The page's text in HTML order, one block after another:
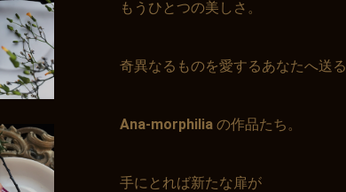
もうひとつの美しさ。
奇異なるものを愛するあなたへ送る
Ana-morphilia の作品たち。
手にとれば新たな扉が